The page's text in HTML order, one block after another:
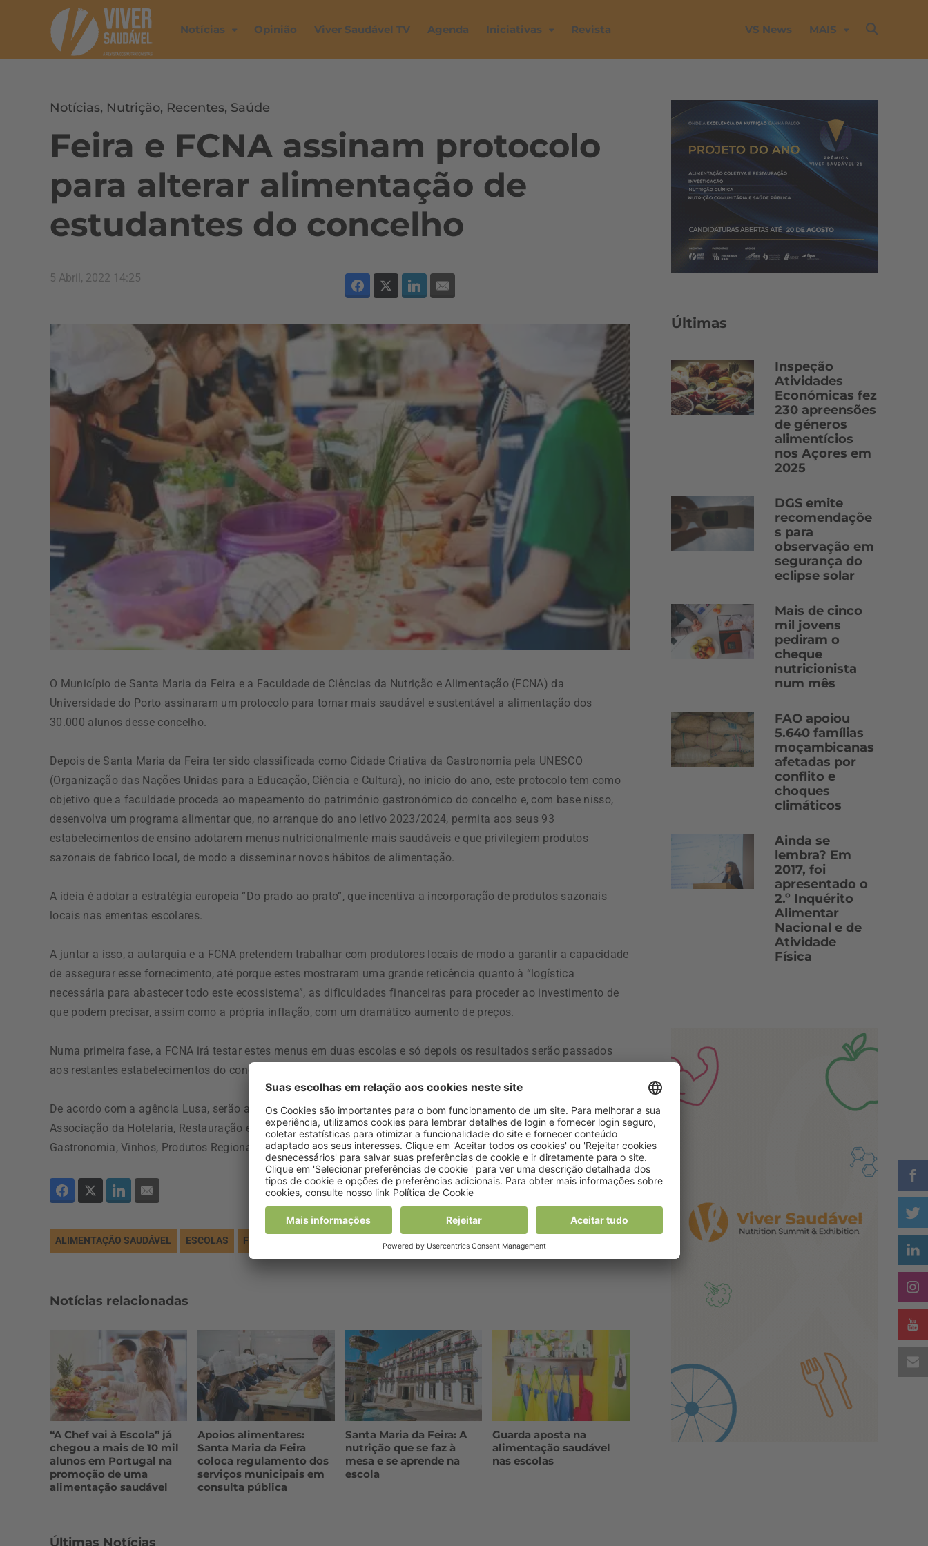
Notícias Opinião Viver Saudável TV Agenda Iniciativas Revista VS News MAIS
Notícias, Nutrição, Recentes, Saúde
Feira e FCNA assinam protocolo
para alterar alimentação de
estudantes do concelho
5 Abril, 2022 14:25
O Município de Santa Maria da Feira e a Faculdade de Ciências da Nutrição e Alimentação (FCNA) da
Universidade do Porto assinaram um protocolo para tornar mais saudável e sustentável a alimentação dos
30.000 alunos desse concelho.
Depois de Santa Maria da Feira ter sido classificada como Cidade Criativa da Gastronomia pela UNESCO
(Organização das Nações Unidas para a Educação, Ciência e Cultura), no inicio do ano, este protocolo tem como
objetivo que a faculdade proceda ao mapeamento do património gastronómico do concelho e, com base nisso,
desenvolva um programa alimentar que, no arranque do ano letivo 2023/2024, permita aos seus 93
estabelecimentos de ensino adotarem menus nutricionalmente mais saudáveis e que privilegiem produtos
sazonais de fabrico local, de modo a disseminar novos hábitos de alimentação.
A ideia é adotar a estratégia europeia “Do prado ao prato”, que incentiva a incorporação de produtos sazonais
locais nas ementas escolares.
A juntar a isso, a autarquia e a FCNA pretendem trabalhar com produtores locais de modo a garantir a capacidade
de assegurar esse fornecimento, até porque estes mostraram uma grande reticência quanto à “logística
necessária para abastecer todo este ecossistema”, as dificuldades financeiras para proceder ao investimento de
que podem precisar, assim como a própria inflação, com um dramático aumento de preços.
Numa primeira fase, a FCNA irá testar estes menus em duas escolas e só depois os resultados serão passados
aos restantes estabelecimentos do concelho.
De acordo com a agência Lusa, serão ainda assinados, neste âmbito, protocolos de colaboração com a
Associação da Hotelaria, Restauração e Similares de Portugal (AHRESP) e a Associação para a Promoção da
Gastronomia, Vinhos, Produtos Regionais e Biodiversidade (AGAVI).
ALIMENTAÇÃO SAUDÁVEL ESCOLAS FCNA
Notícias relacionadas
“A Chef vai à Escola” já
chegou a mais de 10 mil
alunos em Portugal na
promoção de uma
alimentação saudável
Apoios alimentares:
Santa Maria da Feira
coloca regulamento dos
serviços municipais em
consulta pública
Santa Maria da Feira: A
nutrição que se faz à
mesa e se aprende na
escola
Guarda aposta na
alimentação saudável
nas escolas
Últimas Notícias
Últimas
Inspeção
Atividades
Económicas fez
230 apreensões
de géneros
alimentícios
nos Açores em
2025
DGS emite
recomendaçõe
s para
observação em
segurança do
eclipse solar
Mais de cinco
mil jovens
pediram o
cheque
nutricionista
num mês
FAO apoiou
5.640 famílias
moçambicanas
afetadas por
conflito e
choques
climáticos
Ainda se
lembra? Em
2017, foi
apresentado o
2.º Inquérito
Alimentar
Nacional e de
Atividade
Física